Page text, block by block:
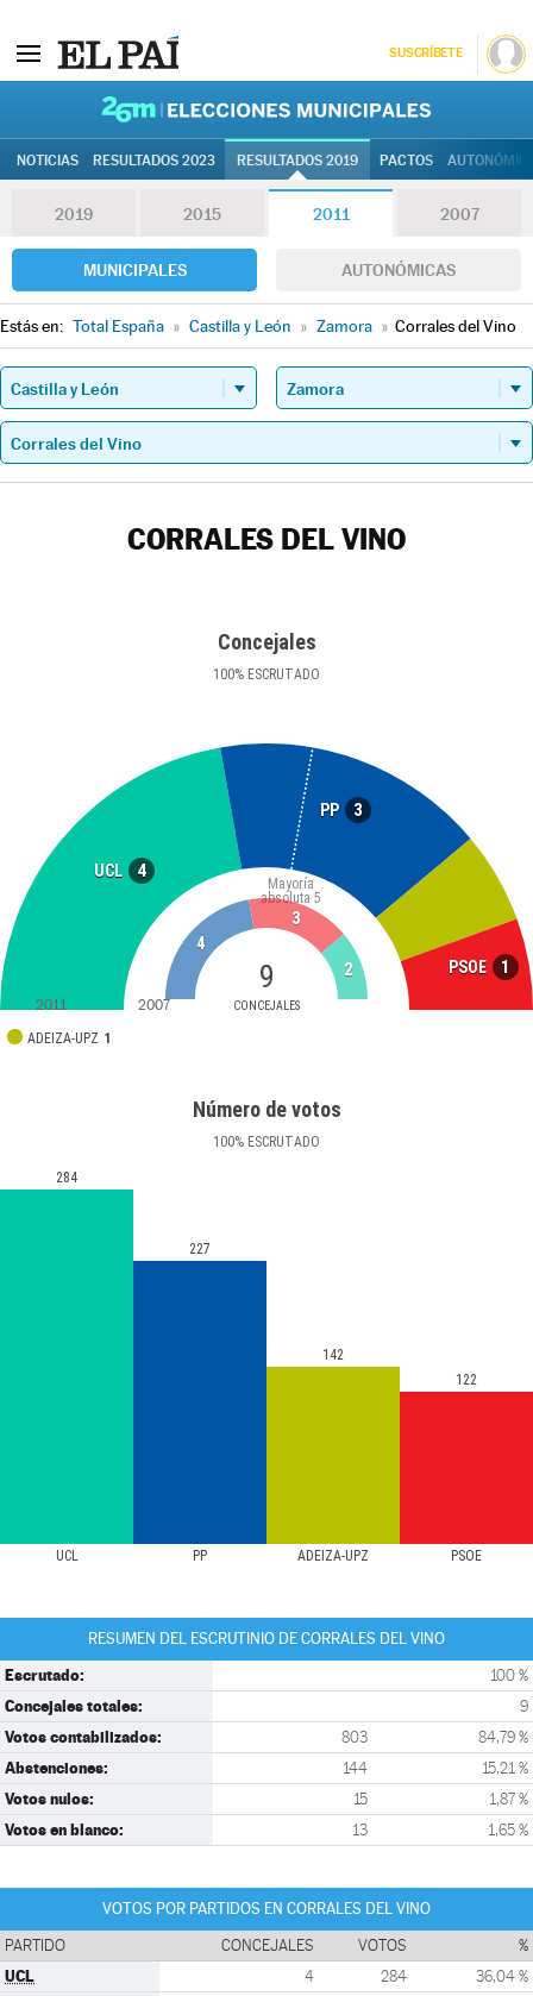
SUSCRÍBETE
NOTICIAS RESULTADOS 2023 RESULTADOS 2019 PACTOS
2019 2015 2011 2007
MUNICIPALES AUTONÓMICAS
Estás en: Total España » Castilla y León » Zamora » Corrales del Vino
CORRALES DEL VINO
Concejales
100% ESCRUTADO
UCL 4
PP 3
PSOE 1
9
CONCEJALES
Mayoría
absoluta 5
ADEIZA-UPZ 1
4
3
2
2011 2007
Número de votos
100% ESCRUTADO
UCL PP ADEIZA-UPZ PSOE
284
227
142
122
RESUMEN DEL ESCRUTINIO DE CORRALES DEL VINO
Escrutado: 100 %
Concejales totales: 9
Votos contabilizados: 803 84,79 %
Abstenciones: 144 15,21 %
Votos nulos: 15 1,87 %
Votos en blanco: 13 1,65 %
VOTOS POR PARTIDOS EN CORRALES DEL VINO
PARTIDO CONCEJALES VOTOS %
UCL 4 284 36,04 %